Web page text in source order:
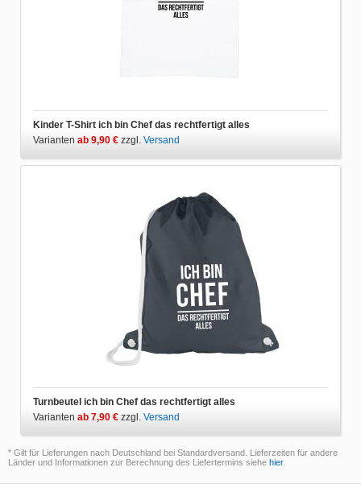
Kinder T-Shirt ich bin Chef das rechtfertigt alles
Varianten ab 9,90 € zzgl. Versand
Turnbeutel ich bin Chef das rechtfertigt alles
Varianten ab 7,90 € zzgl. Versand
* Gilt für Lieferungen nach Deutschland bei Standardversand. Lieferzeiten für andere
Länder und Informationen zur Berechnung des Liefertermins siehe hier.